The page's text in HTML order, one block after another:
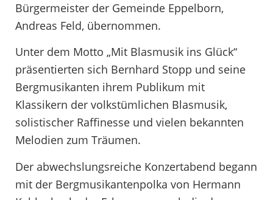
Bürgermeister der Gemeinde Eppelborn,
Andreas Feld, übernommen.
Unter dem Motto „Mit Blasmusik ins Glück“
präsentierten sich Bernhard Stopp und seine
Bergmusikanten ihrem Publikum mit
Klassikern der volkstümlichen Blasmusik,
solistischer Raffinesse und vielen bekannten
Melodien zum Träumen.
Der abwechslungsreiche Konzertabend begann
mit der Bergmusikantenpolka von Hermann